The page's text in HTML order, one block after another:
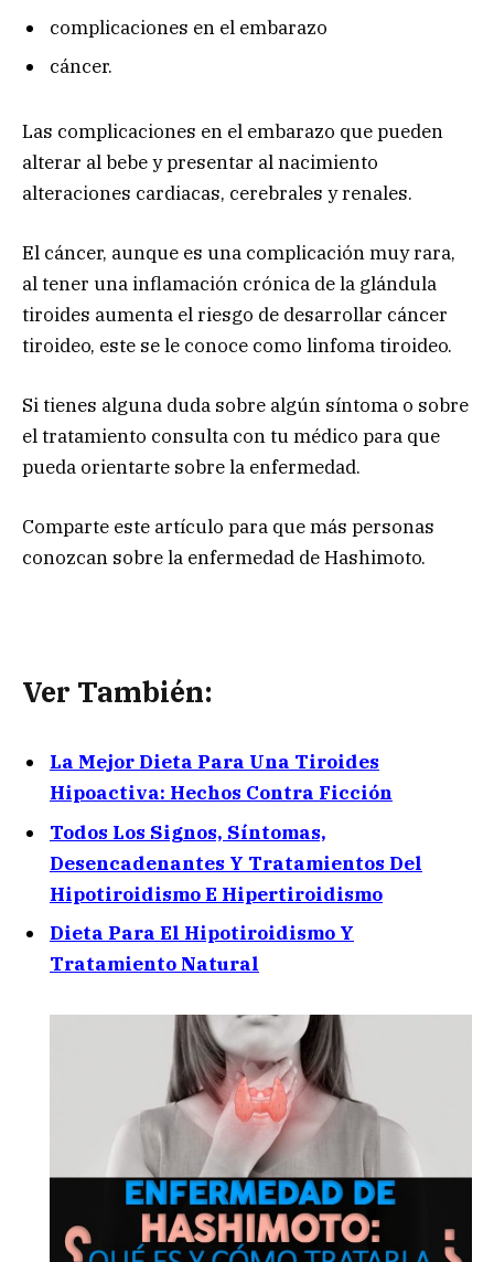
complicaciones en el embarazo
cáncer.
Las complicaciones en el embarazo que pueden
alterar al bebe y presentar al nacimiento
alteraciones cardiacas, cerebrales y renales.
El cáncer, aunque es una complicación muy rara,
al tener una inflamación crónica de la glándula
tiroides aumenta el riesgo de desarrollar cáncer
tiroideo, este se le conoce como linfoma tiroideo.
Si tienes alguna duda sobre algún síntoma o sobre
el tratamiento consulta con tu médico para que
pueda orientarte sobre la enfermedad.
Comparte este artículo para que más personas
conozcan sobre la enfermedad de Hashimoto.
Ver También:
La Mejor Dieta Para Una Tiroides
Hipoactiva: Hechos Contra Ficción
Todos Los Signos, Síntomas,
Desencadenantes Y Tratamientos Del
Hipotiroidismo E Hipertiroidismo
Dieta Para El Hipotiroidismo Y
Tratamiento Natural